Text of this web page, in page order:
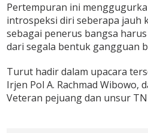
p
i
n
Pertempuran ini
introspeksi diri seberapa jauh
sebagai penerus bangsa
dari segala bentuk gangguan
Turut hadir dalam upacara
Irjen Pol A. Rachmad Wibowo,
Veteran pejuang dan unsur